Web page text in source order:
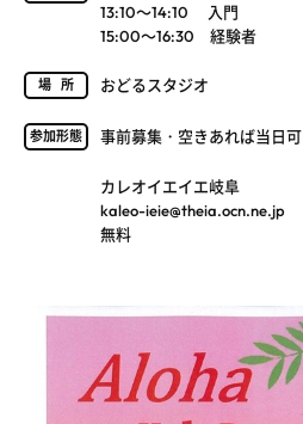
13:10～14:10 入門
15:00～16:30 経験者
場所 おどるスタジオ
参加形態 事前募集・空きあれば当日可
カレオイエイエ岐阜
kaleo-ieie@theia.ocn.ne.jp
無料